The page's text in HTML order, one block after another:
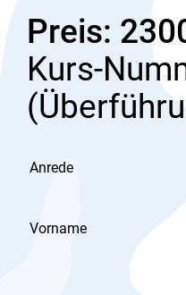
Preis:
Kurs-
Anrede
Vorname